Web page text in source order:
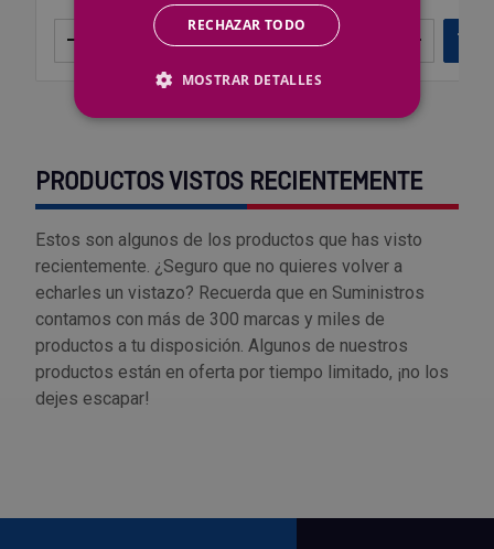
– Añadir +
PRODUCTOS VISTOS RECIENTEMENTE
Estos son algunos de los productos que has visto
recientemente. ¿Seguro que no quieres volver a
echarles un vistazo? Recuerda que en Suministros
contamos con más de 300 marcas y miles de
productos a tu disposición. Algunos de nuestros
productos están en oferta por tiempo limitado, ¡no los
dejes escapar!
RECHAZAR TODO
MOSTRAR DETALLES